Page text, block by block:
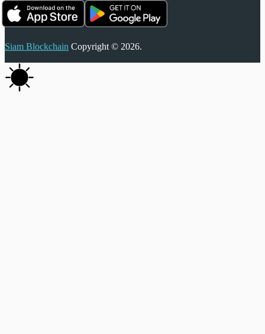
Siam Blockchain Copyright © 2026.